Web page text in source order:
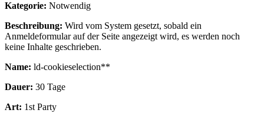
Kategorie: Notwendig
Beschreibung: Wird vom System gesetzt, sobald ein
Anmeldeformular auf der Seite angezeigt wird, es werden noch
keine Inhalte geschrieben.
Name: ld-cookieselection**
Dauer: 30 Tage
Art: 1st Party